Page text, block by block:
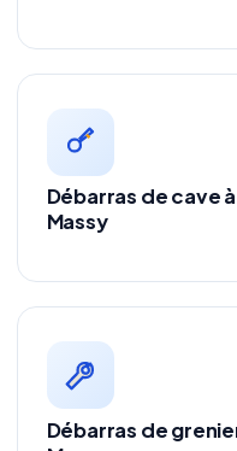
Débarras de cave
Massy
Débarras de